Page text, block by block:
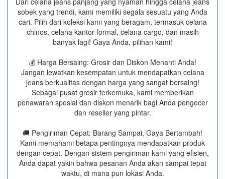
sobek yang trendi, kami memiliki segala sesuatu yang Anda
cari. Pilih dari koleksi kami yang beragam, termasuk celana
chinos, celana kantor formal, celana cargo, dan masih
banyak lagi! Gaya Anda, pilihan kami!
💰 Harga Bersaing: Grosir dan Diskon Menanti Anda!
Jangan lewatkan kesempatan untuk mendapatkan celana
jeans berkualitas dengan harga yang sangat bersaing!
Sebagai pusat grosir terkemuka, kami memberikan
penawaran spesial dan diskon menarik bagi Anda pengecer
dan reseller yang pintar.
🚚 Pengiriman Cepat: Barang Sampai, Gaya Bertambah!
Kami memahami betapa pentingnya mendapatkan produk
dengan cepat. Dengan sistem pengiriman kami yang efisien,
Anda dapat yakin bahwa pesanan Anda akan sampai tepat
waktu, di mana pun lokasi Anda.